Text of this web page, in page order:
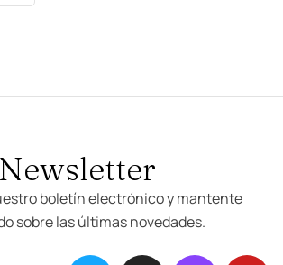
Newsletter
boletín electrónico y mantente
sobre las últimas novedades.